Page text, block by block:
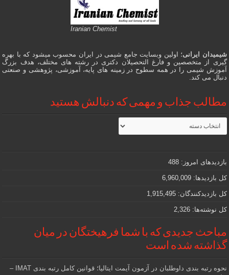
Iranian Chemist
شیمیدان ایرانی؛ اولین وبسایت جامع شیمی در ایران محسوب میشود که با بهره
گیری از متخصصین و فارغ التحصیلان دکتری در رشته های مختلف، هدف بزرگ
آموزش شیمی را در همه سطوح در زمینه های پایه، آموزشی، پژوهشی و صنعتی
دنبال می کند.
مطالب جذاب و مهمی که دنبالش هستید
مطالب
جذاب
و
که
دنبالش
هستید
بازدیدهای امروز:488
کل بازدیدها:6,960,009
کل بازدیدکنند‌گان:1,915,495
کل نوشته‌ها:2,326
مباحث جدیدی که با شما فرهیختگان در میان
گذاشته شده است
نحوه رتبه بندی داوطلبان در آزمون آیمت ایتالیا؛ قوانین کامل رتبه بندی IMAT –